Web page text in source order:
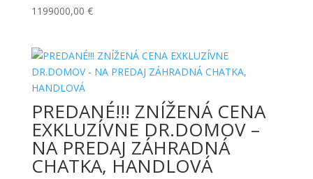
1199000,00 €
PREDANÉ!!! ZNÍŽENÁ CENA
EXKLUZÍVNE DR.DOMOV –
NA PREDAJ ZÁHRADNÁ
CHATKA, HANDLOVÁ